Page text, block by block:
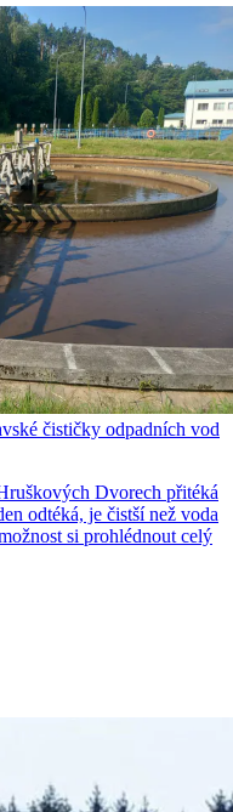
čističky odpadních vod
Dvorech přitéká
odtéká, je čistší než voda
si prohlédnout celý